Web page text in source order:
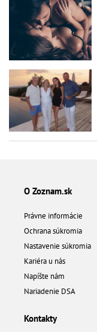
O Zoznam.sk
Právne informácie
Ochrana súkromia
Nastavenie súkromia
Kariéra u nás
Napíšte nám
Nariadenie DSA
Kontakty